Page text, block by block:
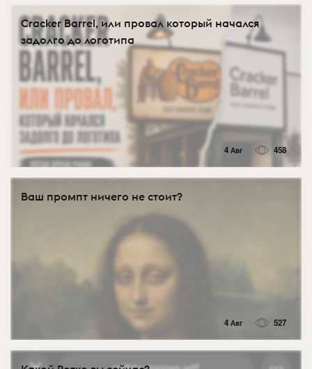
Cracker Barrel, или провал который начался
задолго до логотипа
4 Авг 458
Ваш промпт ничего не стоит?
4 Авг 527